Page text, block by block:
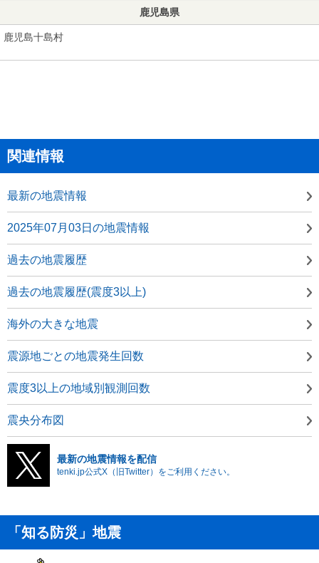
鹿児島県
鹿児島十島村
関連情報
最新の地震情報
2025年07月03日の地震情報
過去の地震履歴
過去の地震履歴(震度3以上)
海外の大きな地震
震源地ごとの地震発生回数
震度3以上の地域別観測回数
震央分布図
最新の地震情報を配信
tenki.jp公式X（旧Twitter）をご利用ください。
「知る防災」地震